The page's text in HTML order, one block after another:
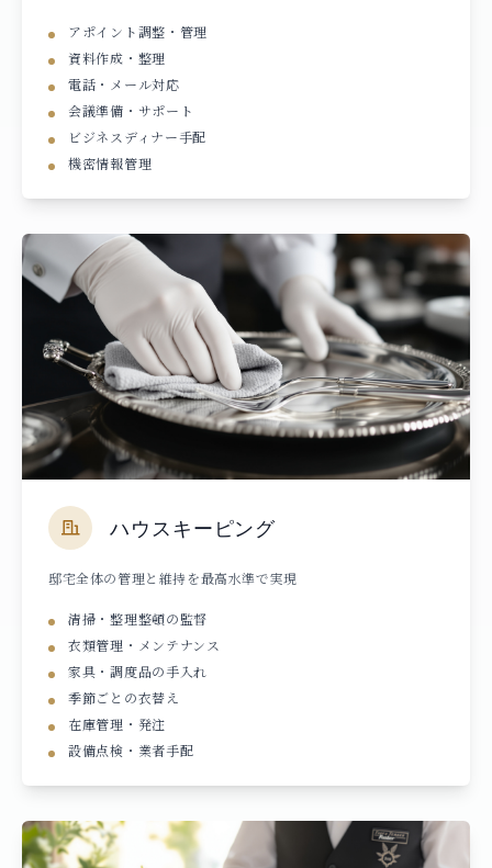
アポイント調整・管理
資料作成・整理
電話・メール対応
会議準備・サポート
ビジネスディナー手配
機密情報管理
ハウスキーピング
邸宅全体の管理と維持を最高水準で実現
清掃・整理整頓の監督
衣類管理・メンテナンス
家具・調度品の手入れ
季節ごとの衣替え
在庫管理・発注
設備点検・業者手配